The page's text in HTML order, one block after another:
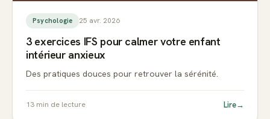
Psychologie 25 avr. 2026
3 exercices IFS pour calmer votre enfant
intérieur anxieux
Des pratiques douces pour retrouver la sérénité.
13 min de lecture Lire→